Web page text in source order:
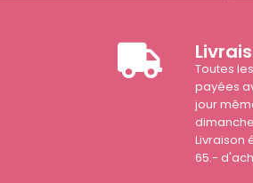
Toutes
payées
jour
Livraison
65.-